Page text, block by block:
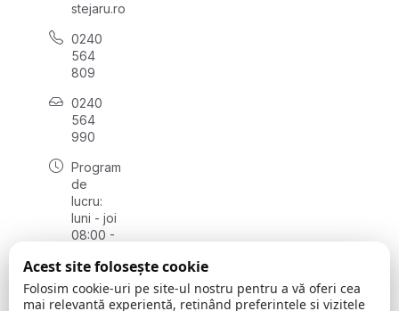
stejaru.ro
0240
564
809
0240
564
990
Program
de
lucru:
luni - joi
08:00 -
vineri
08:00 -
14:00
Acest site folosește cookie
Folosim cookie-uri pe site-ul nostru pentru a vă oferi cea
mai relevantă experiență, reținând preferințele și vizitele